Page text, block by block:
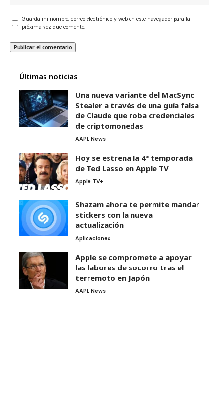
Guarda mi nombre, correo electrónico y web en este navegador para la
próxima vez que comente.
Últimas noticias
Una nueva variante del MacSync
Stealer a través de una guía falsa
de Claude que roba credenciales
de criptomonedas
AAPL News
Hoy se estrena la 4ª temporada
de Ted Lasso en Apple TV
Apple TV+
Shazam ahora te permite mandar
stickers con la nueva
actualización
Aplicaciones
Apple se compromete a apoyar
las labores de socorro tras el
terremoto en Japón
AAPL News